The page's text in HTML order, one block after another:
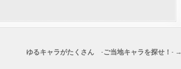
ゆるキャラがたくさん -ご当地キャラを探せ！- →